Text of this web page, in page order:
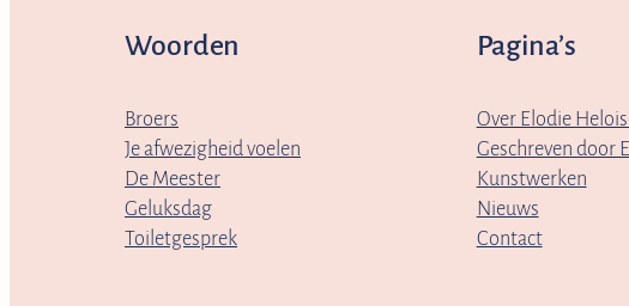
Woorden
Broers
Je afwezigheid voelen
De Meester
Geluksdag
Toiletgesprek
Pagina’s
Over Elodie
Geschreven door
Kunstwerken
Nieuws
Contact